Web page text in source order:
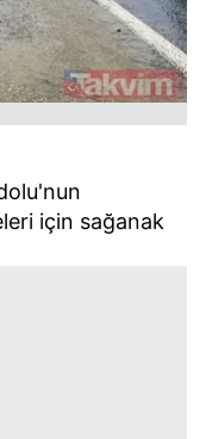
için sağanak